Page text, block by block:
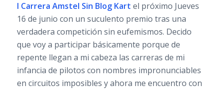
I Carrera Amstel Sin Blog Kart el próximo Jueves
16 de junio con un suculento premio tras una
verdadera competición sin eufemismos. Decido
que voy a participar básicamente porque de
repente llegan a mi cabeza las carreras de mi
infancia de pilotos con nombres impronunciables
en circuitos imposibles y ahora me encuentro con